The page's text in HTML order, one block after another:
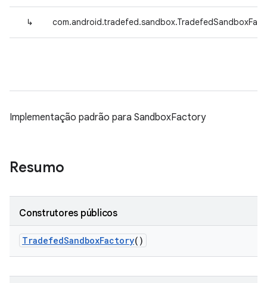
↳
Implementação padrão para SandboxFactory
Resumo
Construtores públicos
TradefedSandboxFactory()